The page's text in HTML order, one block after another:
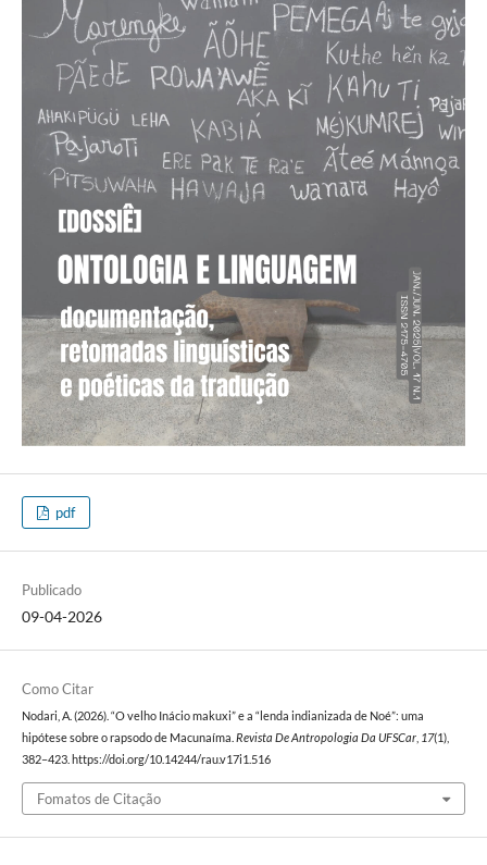
pdf
Publicado
09-04-2026
Como Citar
Nodari, A. (2026). “O velho Inácio makuxi” e a “lenda indianizada de Noé”: uma
hipótese sobre o rapsodo de Macunaíma. Revista De Antropologia Da UFSCar, 17(1),
382–423. https://doi.org/10.14244/rau.v17i1.516
Fomatos de Citação